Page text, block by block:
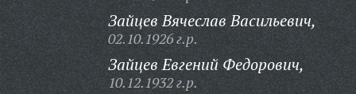
Зайцев Вячеслав Васильевич,
02.10.1926 г.р.
Зайцев Евгений Федорович,
10.12.1932 г.р.